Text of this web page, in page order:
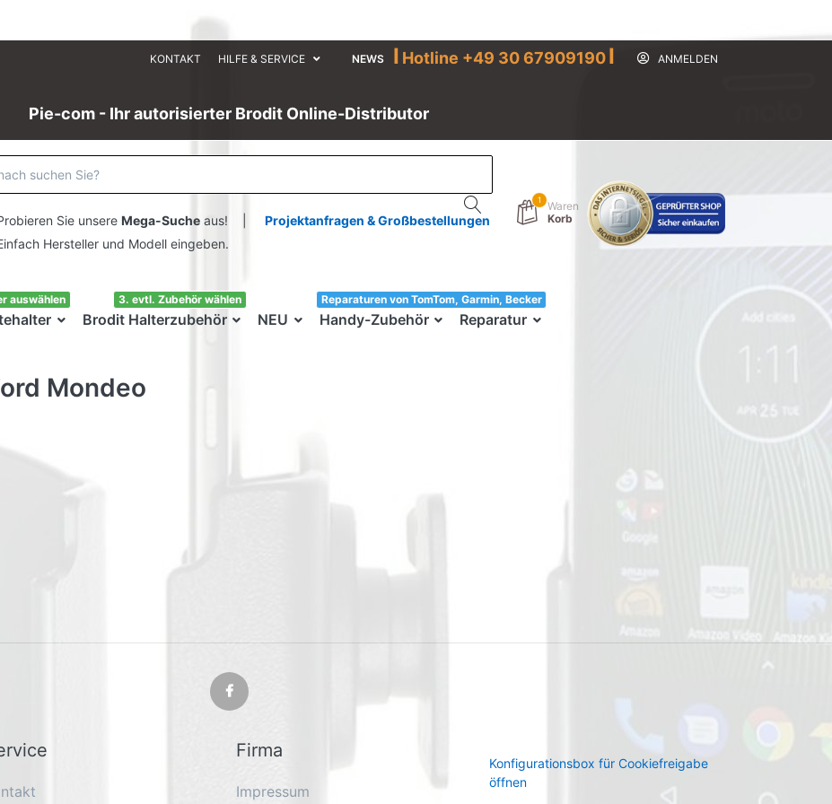
KONTAKT HILFE & SERVICE NEWS I Hotline +49 30 67909190I ANMELDEN
Pie-com - Ihr autorisierter Brodit Online-Distributor
Sie unsere Mega-Sucheaus! | Projektanfragen & Großbestellungen
Hersteller und Modell eingeben.
1
Waren
Korb
auswählen
Brodit Halterzubehör
3. evtl. Zubehör wählen
NEU Handy-Zubehör
33!
Reparatur
Reparaturen von TomTom, Garmin, Becker
Mondeo
Firma
Impressum
Konfigurationsbox für Cookiefreigabe
öffnen